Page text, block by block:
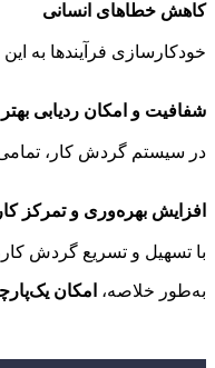
کاهش خطاهای انسانی
خودکارسازی فرآیندها به
شفافیت و امکان ردیابی بهتر
در سیستم گردش کار، تمامی
افزایش بهره‌وری و تمرکز
با تسهیل و تسریع گردش
به‌طور خلاصه، امکان